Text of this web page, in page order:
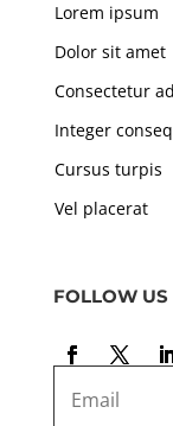
Lorem ipsum
Dolor sit amet
Consectetur
Integer
Cursus turpis
Vel placerat
FOLLOW US